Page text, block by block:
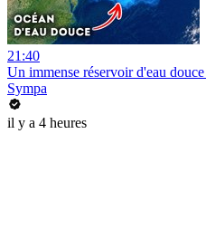
21:40
Un immense réservoir d'eau
Sympa
il y a 4 heures